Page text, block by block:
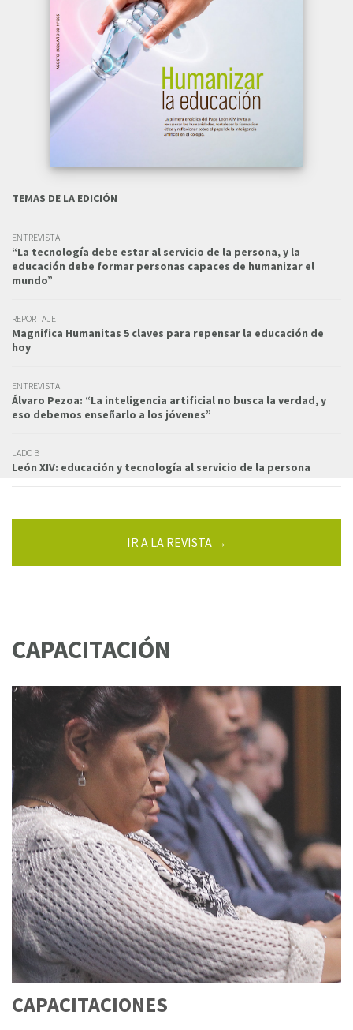
TEMAS DE LA EDICIÓN
ENTREVISTA
“La tecnología debe estar al servicio de la persona, y la
educación debe formar personas capaces de humanizar el
mundo”
REPORTAJE
Magnifica Humanitas 5 claves para repensar la educación de
hoy
ENTREVISTA
Álvaro Pezoa: “La inteligencia artificial no busca la verdad, y
eso debemos enseñarlo a los jóvenes”
LADO B
León XIV: educación y tecnología al servicio de la persona
IR A LA REVISTA →
CAPACITACIÓN
CAPACITACIONES